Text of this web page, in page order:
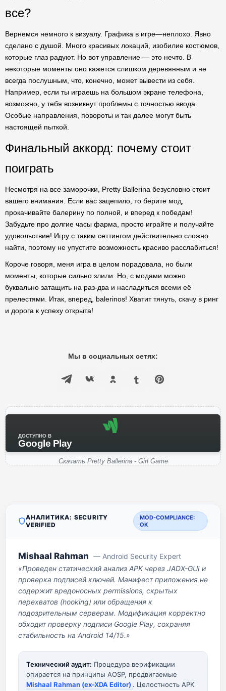
все?
Вернемся немного к визуалу. Графика в игре—неплохо. Явно
сделано с душой. Много красивых локаций, изобилие костюмов,
которые глаз радуют. Но вот управление — это нечто. В
некоторые моменты оно кажется слишком деревянным и не
всегда послушным, что, конечно, может вывести из себя.
Например, если ты играешь на большом экране телефона,
возможно, у тебя возникнут проблемы с точностью ввода.
Особые направления, повороты и так далее могут быть
настоящей пыткой.
Финальный аккорд: почему стоит
поиграть
Несмотря на все заморочки, Pretty Ballerina безусловно стоит
вашего внимания. Если вас зацепило, то берите мод,
прокачивайте балерину по полной, и вперед к победам!
Забудьте про долгие часы фарма, просто играйте и получайте
удовольствие! Игру с таким сеттингом действительно сложно
найти, поэтому не упустите возможность красиво расслабиться!
Короче говоря, меня игра в целом порадовала, но были
моменты, которые сильно злили. Но, с модами можно
буквально затащить на раз-два и насладиться всеми её
прелестями. Итак, вперед, balerinos! Хватит тянуть, скачу в ринг
и дорога к успеху открыта!
Мы в социальных сетях:
ДОСТУПНО В
Google Play
Скачать Pretty Ballerina - Girl Game
АНАЛИТИКА: SECURITY
VERIFIED
MOD-COMPLIANCE:
OK
Mishaal Rahman — Android Security Expert
«Проведен статический анализ APK через JADX-GUI и
проверка подписей ключей. Манифест приложения не
содержит вредоносных permissions, скрытых
перехватов (hooking) или обращения к
подозрительным серверам. Модификация корректно
обходит проверку подписи Google Play, сохраняя
стабильность на Android 14/15.»
Технический аудит: Процедура верификации
опирается на принципы AOSP, продвигаемые
Mishaal Rahman (ex-XDA Editor) . Целостность APK